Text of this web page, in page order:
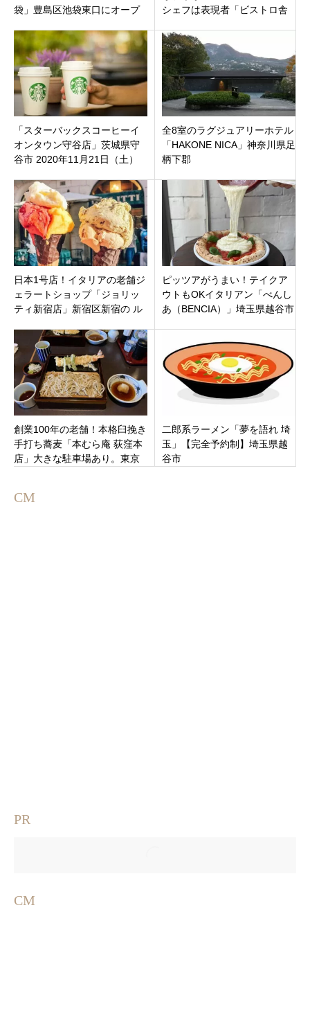
袋」豊島区池袋東口にオープ
シェフは表現者「ビストロ舎
駅2分
「スターバックスコーヒーイ
オンタウン守谷店」茨城県守
谷市 2020年11月21日（土）
全8室のラグジュアリーホテル
「HAKONE NICA」神奈川県足
柄下郡
日本1号店！イタリアの老舗ジ
ェラートショップ「ジョリッ
ティ新宿店」新宿区新宿の ル
ピッツアがうまい！テイクア
ウトもOKイタリアン「べんし
あ（BENCIA）」埼玉県越谷市
創業100年の老舗！本格臼挽き
手打ち蕎麦「本むら庵 荻窪本
店」大きな駐車場あり。東京
二郎系ラーメン「夢を語れ 埼
玉」【完全予約制】埼玉県越
谷市
CM
PR
CM